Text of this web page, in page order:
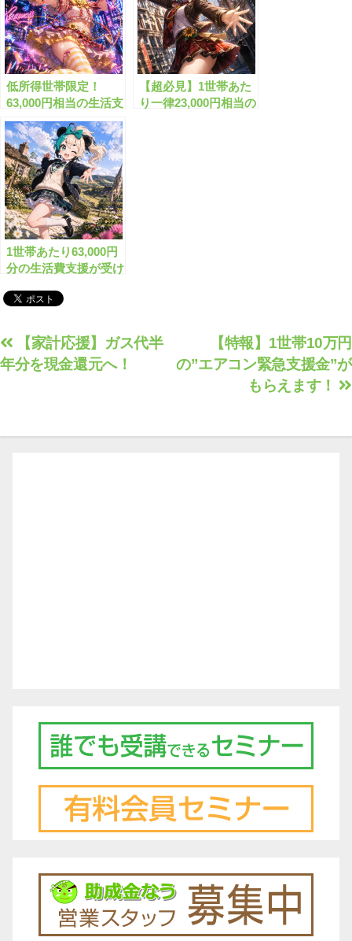
低所得世帯限定！
63,000円相当の生活支
援が受けられる超お得
な制度とは？
【超必見】1世帯あた
り一律23,000円相当の
1世帯あたり63,000円
分の生活費支援が受け
投
稿
ゲ
【特報】1世帯10万円
の”エアコン緊急支援金”が
もらえます！
【家計応援】ガス代半
年分を現金還元へ！